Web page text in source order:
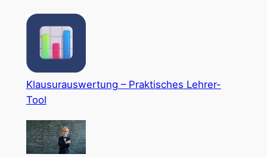
Klausurauswertung – Praktisches Lehrer-
Tool